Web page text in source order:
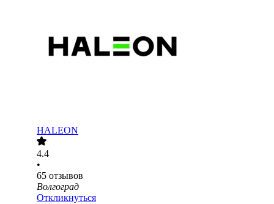
HALEON
4.4
•
65 отзывов
Волгоград
Откликнуться